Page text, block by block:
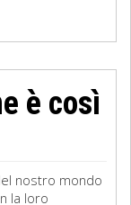
è così
nostro mondo
la loro